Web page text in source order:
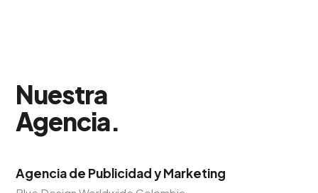
Nuestra
Agencia.
Agencia de Publicidad y Marketing